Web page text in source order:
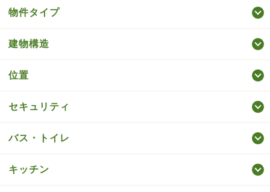
物件タイプ
建物構造
位置
セキュリティ
バス・トイレ
キッチン